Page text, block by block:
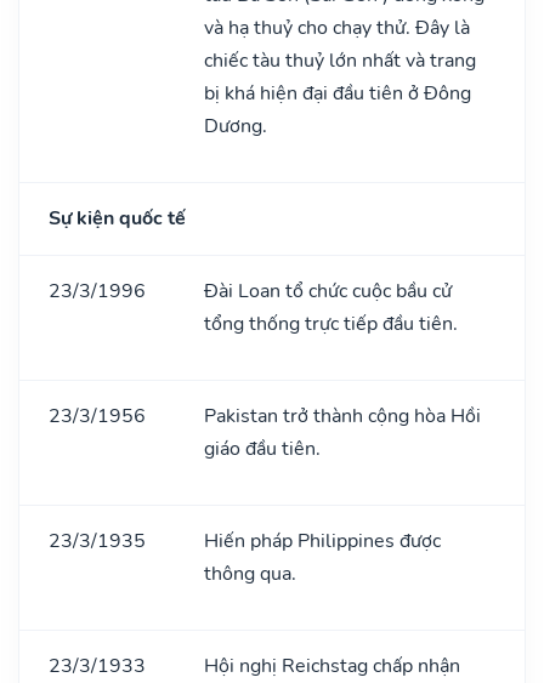
và hạ thuỷ cho chạy thử. Đây là
chiếc tàu thuỷ lớn nhất và trang
bị khá hiện đại đầu tiên ở Đông
Dương.
Sự kiện quốc tế
23/3/1996
Đài Loan tổ chức cuộc bầu cử
tổng thống trực tiếp đầu tiên.
23/3/1956
Pakistan trở thành cộng hòa Hồi
giáo đầu tiên.
23/3/1935
Hiến pháp Philippines được
thông qua.
23/3/1933
Hội nghị Reichstag chấp nhận